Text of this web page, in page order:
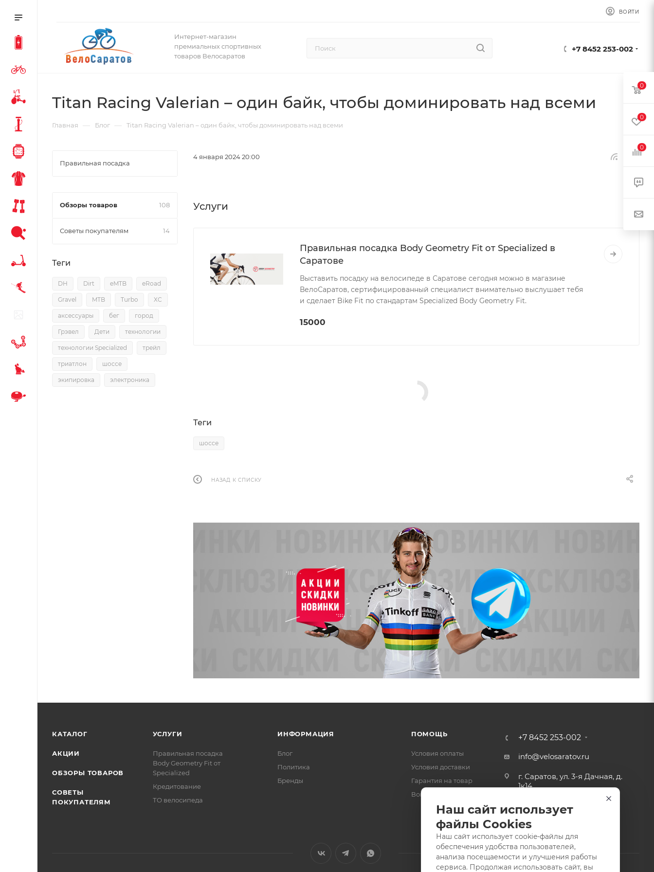
ВОЙТИ
Интернет-магазин
премиальных спортивных
товаров Велосаратов
+7 8452 253-002
Titan Racing Valerian – один байк, чтобы доминировать над всеми
Главная — Блог — Titan Racing Valerian – один байк, чтобы доминировать над всеми
4 января 2024 20:00
Услуги
Правильная посадка Body Geometry Fit от Specialized в
Саратове
Выставить посадку на велосипеде в Саратове сегодня можно в магазине
ВелоСаратов, сертифицированный специалист внимательно выслушает тебя
и сделает Bike Fit по стандартам Specialized Body Geometry Fit.
15000
Теги
шоссе
НАЗАД К СПИСКУ
Правильная посадка
Обзоры товаров 108
Советы покупателям 14
Теги
DH Dirt eMTB eRoad
Gravel MTB Turbo XC
аксессуары бег город
Грэвел Дети технологии
технологии Specialized трейл
триатлон шоссе
экипировка электроника
КАТАЛОГ
АКЦИИ
ОБЗОРЫ ТОВАРОВ
СОВЕТЫ
ПОКУПАТЕЛЯМ
УСЛУГИ
Правильная посадка
Body Geometry Fit от
Specialized
Кредитование
ТО велосипеда
ИНФОРМАЦИЯ
Блог
Политика
Бренды
ПОМОЩЬ
Условия оплаты
Условия доставки
Гарантия на товар
Вопрос-ответ
+7 8452 253-002
info@velosaratov.ru
г. Саратов, ул. 3-я Дачная, д.
1к14
Наш сайт использует
файлы Cookies
Наш сайт использует cookie-файлы для
обеспечения удобства пользователей,
анализа посещаемости и улучшения работы
сервиса. Продолжая использовать сайт, вы
0
0
0